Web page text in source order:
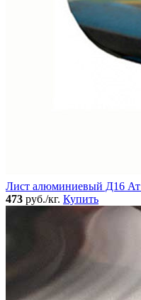
Лист алюминиевый Д16 Ат
473 руб./кг. Купить